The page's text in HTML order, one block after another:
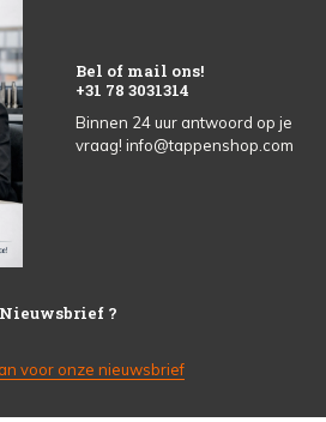
Bel of mail ons!
+31 78 3031314
Binnen 24 uur antwoord op je
vraag! info@tappenshop.com
Nieuwsbrief ?
voor onze nieuwsbrief